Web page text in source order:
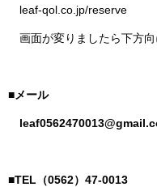
leaf-qol.co.jp/reserve
画面が変りましたら下方向
■メール
■TEL（0562）47-0013